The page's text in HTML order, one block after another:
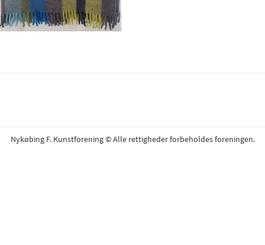
Nykøbing F. Kunstforening © Alle rettigheder forbeholdes foreningen.